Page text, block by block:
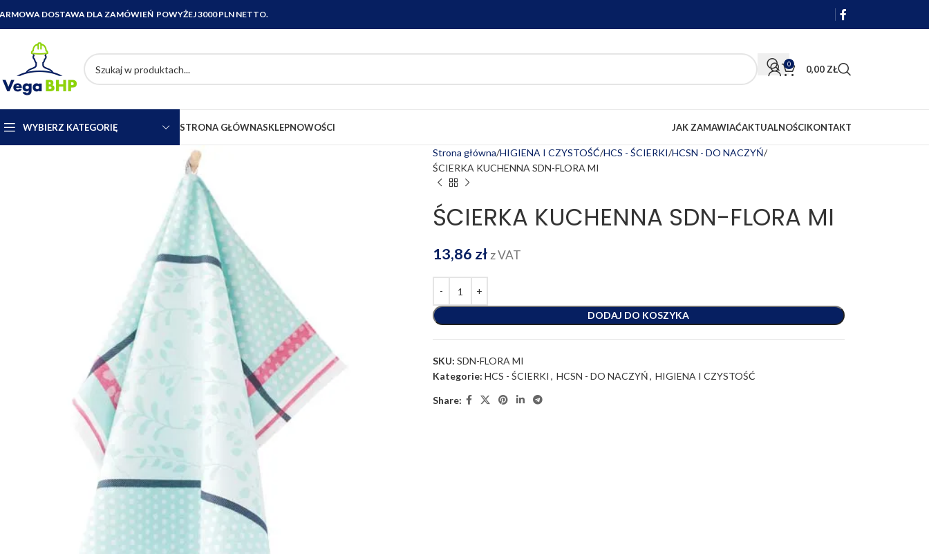
DOSTAWA DLA ZAMÓWIEŃ POWYŻEJ 3000 PLN NETTO.
0 0,00 ZŁ
WYBIERZ KATEGORIĘ STRONA GŁÓWNASKLEPNOWOŚCI JAK ZAMAWIAĆAKTUALNOŚCIKONTAKT
Strona główna HIGIENA I CZYSTOŚĆ HCS - ŚCIERKI HCSN - DO NACZYŃ
ŚCIERKA KUCHENNA SDN-FLORA MI
ŚCIERKA KUCHENNA SDN-FLORA MI
13,86 zł z VAT
DODAJ DO KOSZYKA
SKU: SDN-FLORA MI
Kategorie: HCS - ŚCIERKI , HCSN - DO NACZYŃ, HIGIENA I CZYSTOŚĆ
Share: